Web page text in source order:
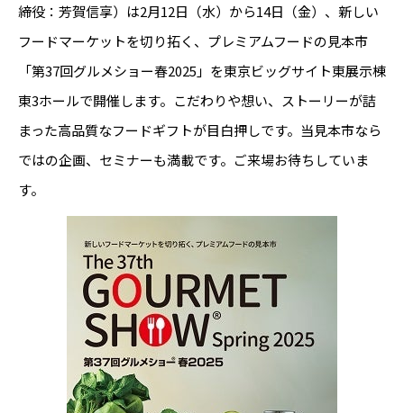
締役：芳賀信享）は2月12日（水）から14日（金）、新しい
フードマーケットを切り拓く、プレミアムフードの見本市
「第37回グルメショー春2025」を東京ビッグサイト東展示棟
東3ホールで開催します。こだわりや想い、ストーリーが詰
まった高品質なフードギフトが目白押しです。当見本市なら
ではの企画、セミナーも満載です。ご来場お待ちしていま
す。